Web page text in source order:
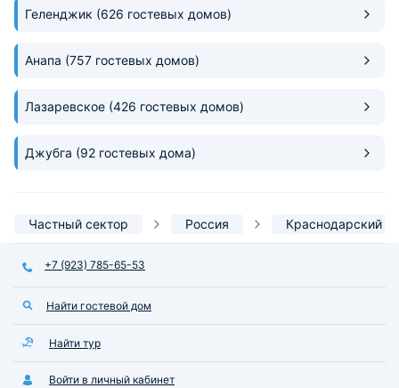
Геленджик (626 гостевых домов)
Анапа (757 гостевых домов)
Лазаревское (426 гостевых домов)
Джубга (92 гостевых дома)
Частный сектор Россия Краснодарский
+7 (923) 785-65-53
Найти гостевой дом
Найти тур
Войти в личный кабинет